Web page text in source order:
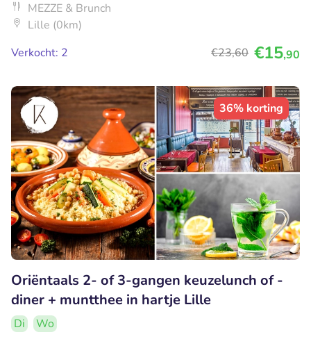
MEZZE & Brunch
Lille (0km)
Verkocht: 2
€23,60 €15,90
36% korting
Oriëntaals 2- of 3-gangen keuzelunch of -
diner + muntthee in hartje Lille
Di
Wo